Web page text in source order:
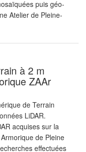
puis géo-
Atelier de Pleine-
à 2 m
ZAAr
de Terrain
LiDAR.
acquises sur la
de Pleine
effectuées